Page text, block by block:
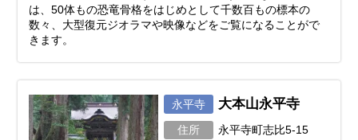
は、50体もの恐竜骨格をはじめとして千数百もの標本の
数々、大型復元ジオラマや映像などをご覧になることがで
きます。
永平寺 大本山永平寺
住所 永平寺町志比5-15